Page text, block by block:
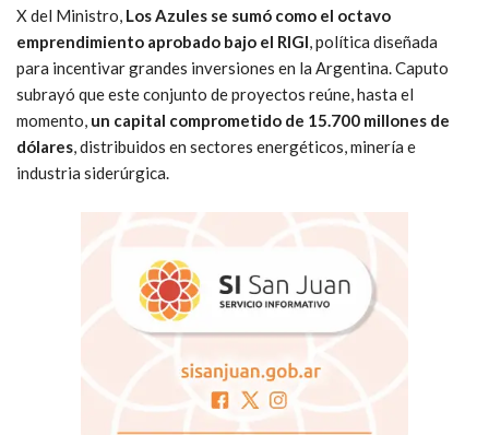
X del Ministro, Los Azules se sumó como el octavo
emprendimiento aprobado bajo el RIGI, política diseñada
para incentivar grandes inversiones en la Argentina. Caputo
subrayó que este conjunto de proyectos reúne, hasta el
momento, un capital comprometido de 15.700 millones de
dólares, distribuidos en sectores energéticos, minería e
industria siderúrgica.